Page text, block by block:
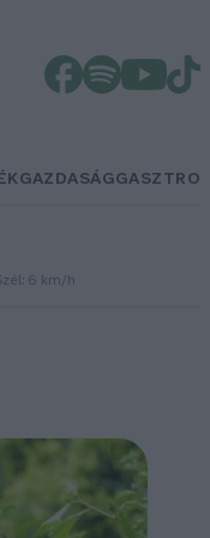
GAZDASÁGGASZTRO
6 km/h